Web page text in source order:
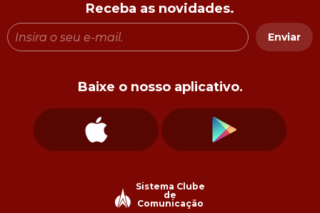
Receba as novidades.
Enviar
Baixe o nosso aplicativo.
Sistema Clube
de
Comunicação